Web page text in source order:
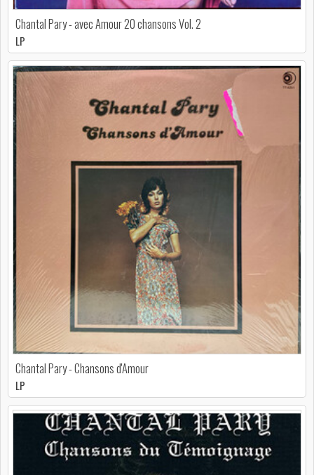
Chantal Pary - avec Amour 20 chansons Vol. 2
LP
Chantal Pary - Chansons d'Amour
LP